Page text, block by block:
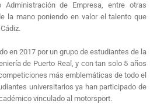
Administración de Empresa, entre otras
la mano poniendo en valor el talento que
en 2017 por un grupo de estudiantes de la
de Puerto Real, y con tan solo 5 años
más emblemáticas de todo el
universitarios ya han participado de
vinculado al motorsport.